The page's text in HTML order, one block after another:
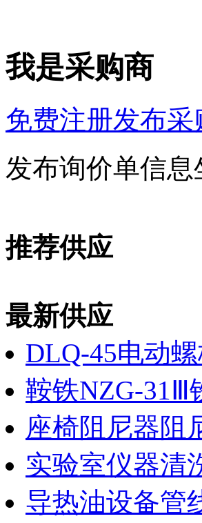
我是采购商
免费注册发布采
发布询价单信
推荐供应
最新供应
DLQ-45电动
鞍铁NZG-31Ⅲ
座椅阻尼器阻
实验室仪器清
导热油设备管